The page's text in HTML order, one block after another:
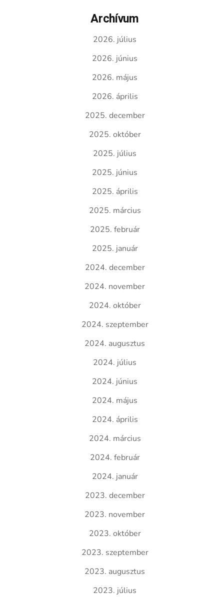
Archívum
2026. július
2026. június
2026. május
2026. április
2025. december
2025. október
2025. július
2025. június
2025. április
2025. március
2025. február
2025. január
2024. december
2024. november
2024. október
2024. szeptember
2024. augusztus
2024. július
2024. június
2024. május
2024. április
2024. március
2024. február
2024. január
2023. december
2023. november
2023. október
2023. szeptember
2023. augusztus
2023. július